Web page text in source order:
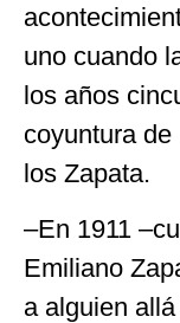
uno cuando
los años
coyuntura
los Zapata.
–En 1911
Emiliano
a alguien